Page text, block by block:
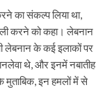
का संकल्प लिया था,
करने को कहा। लेबनान
लेबनान के कई इलाकों पर
थे, और इनमें नबातीह
मुताबिक, इन हमलों में से